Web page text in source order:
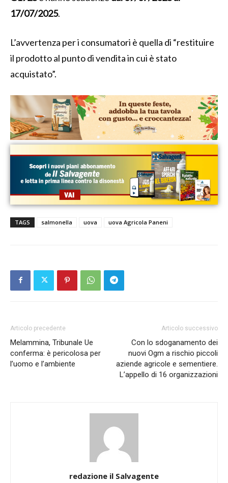
17/07/2025.
L’avvertenza per i consumatori è quella di “restituire
il prodotto al punto di vendita in cui è stato
acquistato”.
TAGS salmonella uova uova Agricola Paneni
Articolo precedente
Melammina, Tribunale Ue
conferma: è pericolosa per
l’uomo e l’ambiente
Articolo successivo
Con lo sdoganamento dei
nuovi Ogm a rischio piccoli
aziende agricole e sementiere.
L’appello di 16 organizzazioni
redazione il Salvagente